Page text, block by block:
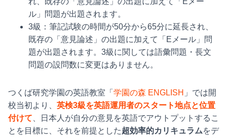
ル」問題が出題されます。
3級：筆記試験の時間が50分から65分に延長され、
既存の「意見論述」の出題に加えて「Eメール」問
題が出題されます。3級に関しては語彙問題・長文
問題の設問数に変更はありません。
つくば研究学園の英語教室「 学園の森 ENGLISH 」では開
校当初より、 英検3級を英語運用者のスタート地点と位置
付けて 、日本人が自分の意見を英語でアウトプットするこ
とを目標に、それを前提とした超効率的カリキュラムをデ